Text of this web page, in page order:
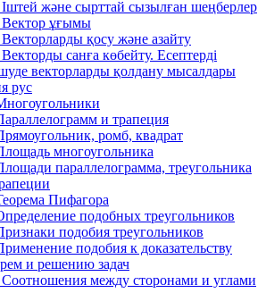
Іштей және сырттай сызылған шеңберлер
Вектор ұғымы
қосу және азайту
санға көбейту. Есептерді
векторларды қолдану мысалдары
рус
и трапеция
ромб, квадрат
многоугольника
параллелограмма, треугольника
Пифагора
подобных треугольников
подобия треугольников
подобия к доказательству
и решению задач
Соотношения между сторонами и углами